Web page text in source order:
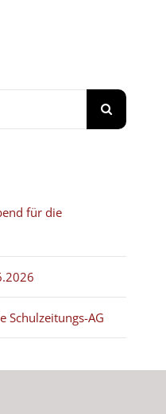
für die
Schulzeitungs-AG